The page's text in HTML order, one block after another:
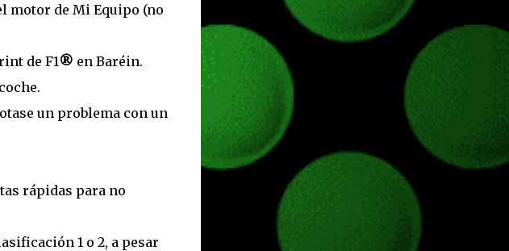
motor de Mi Equipo (no
de F1 ® en Baréin.
un problema con un
rápidas para no
1 o 2, a pesar